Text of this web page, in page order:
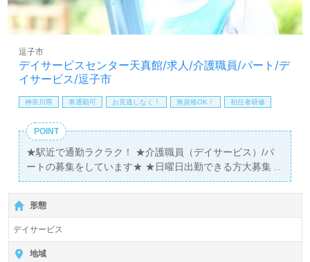
デイサービスセンター天真館/求人/介護職員/パート/デ
イサービス/逗子市
逗子市
神奈川県 車通勤可 お見逃しなく！ 無資格OK！ 初任者研修
POINT
★駅近で通勤ラクラク！ ★介護職員（デイサービス）/パ
ートの募集をしています★ ★日曜日出勤できる方大募集！
形態
デイサービス
地域